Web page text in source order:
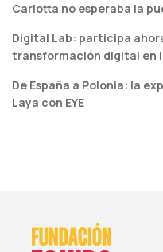
Carlotta no esperaba la
Digital Lab: participa
transformación digital en
De España a Polonia: la
Laya con EYE